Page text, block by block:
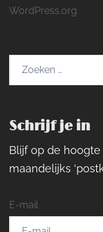
WordPress.org
Schrijf je in
Blijf op de
maandelijks
E-mail